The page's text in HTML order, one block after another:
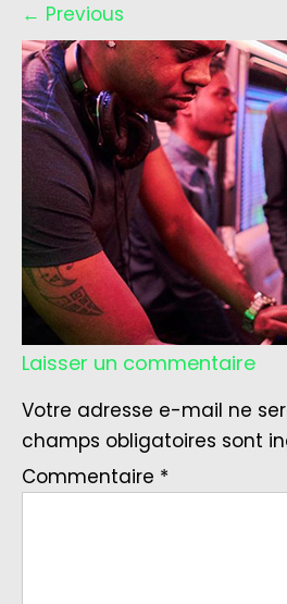
← Previous
Laisser un commentaire
Votre adresse e-mail ne
champs obligatoires sont
Commentaire *